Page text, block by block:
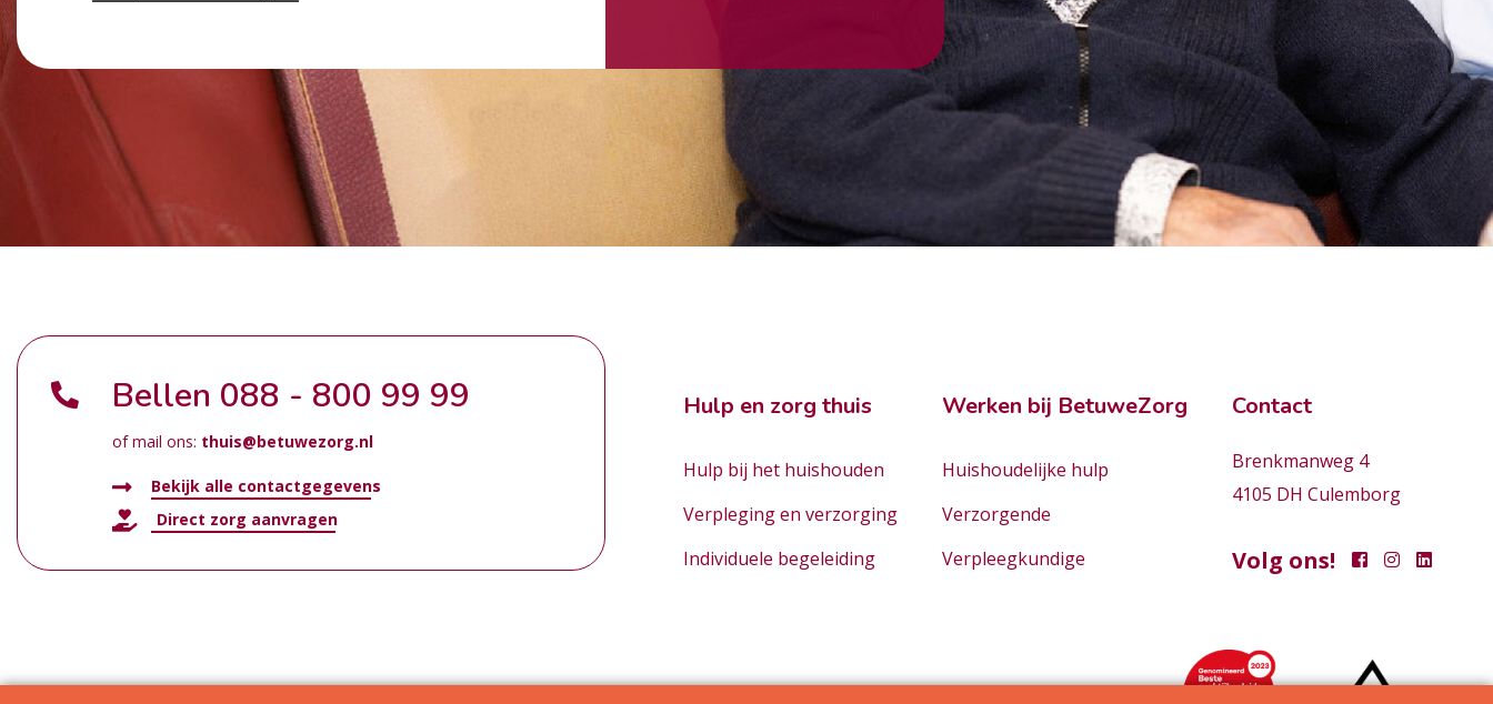
Bellen 088 - 800 99 99
of mail ons: thuis@betuwezorg.nl
Bekijk alle contactgegevens
Direct zorg aanvragen
Hulp en zorg thuis
Hulp bij het huishouden
Verpleging en verzorging
Individuele begeleiding
Werken bij BetuweZorg
Huishoudelijke hulp
Verzorgende
Verpleegkundige
Contact
Brenkmanweg 4
4105 DH Culemborg
Volg ons!